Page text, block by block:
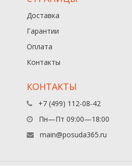
Доставка
Гарантии
Оплата
Контакты
КОНТАКТЫ
+7 (499) 112-08-42
Пн—Пт 09:00—18:00
main@posuda365.ru